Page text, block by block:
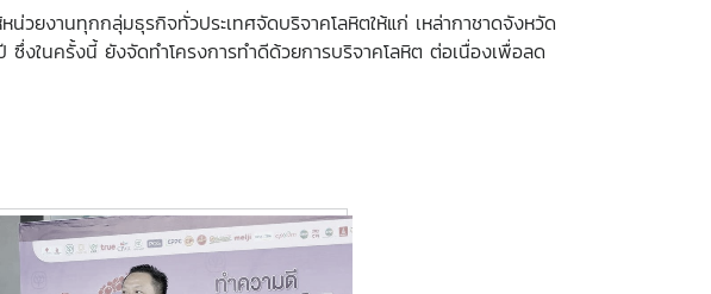
ยงานทุกกลุ่มธุรกิจทั่วประเทศจัดบริจาคโลหิตให้แก่ เหล่ากาชาดจังหวัด
งในครั้งนี้ ยังจัดทำโครงการทำดีด้วยการบริจาคโลหิต ต่อเนื่องเพื่อลด